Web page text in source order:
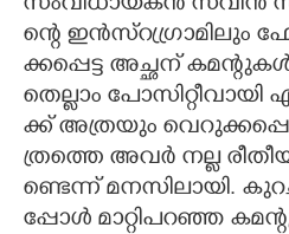
ന്റെ​
ക്ക​പ്പെ​ട്ട​ ​അ​ച്ഛ​ന്
തെ​ല്ലാം​
ക്ക് ​അ​ത്ര​യും​
ത്ര​ത്തെ​ ​അ​വ​ർ​ ​ന​ല്ല​
ണ്ടെ​ന്ന് ​മ​ന​സി​ലാ​യി.​
പ്പോ​ൾ​ ​മാ​റ്റി​പ​റ​ഞ്ഞ​